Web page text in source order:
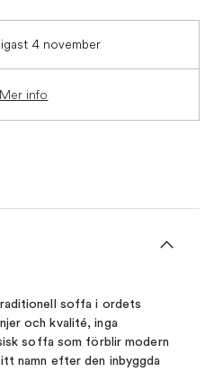
4 november
Mer info
soffa i ordets
och kvalité, inga
soffa som förblir modern
namn efter den inbyggda